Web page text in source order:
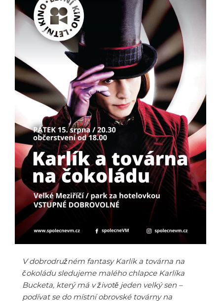
V dobrodružném fantasy Karlík a továrna na
čokoládu sledujeme malého chlapce Karlíka
Bucketa, který má v životě jeden velký sen –
podívat se do místní obrovské továrny na